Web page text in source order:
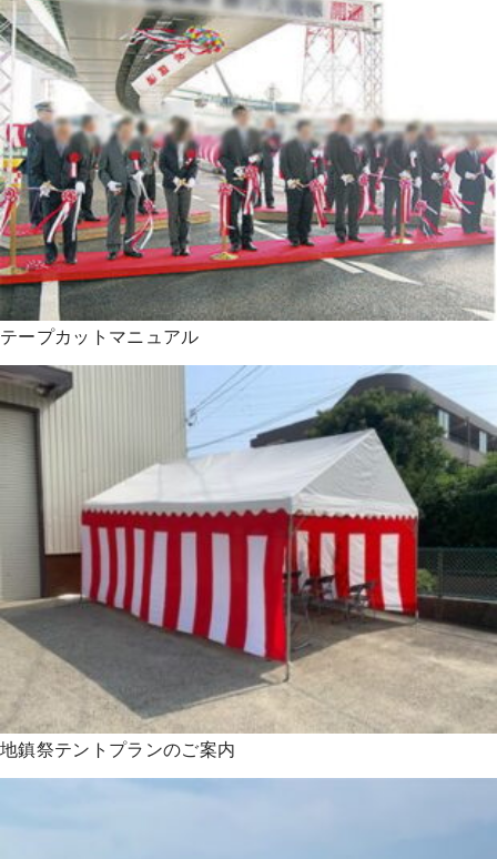
テープカットマニュアル
地鎮祭テントプランのご案内